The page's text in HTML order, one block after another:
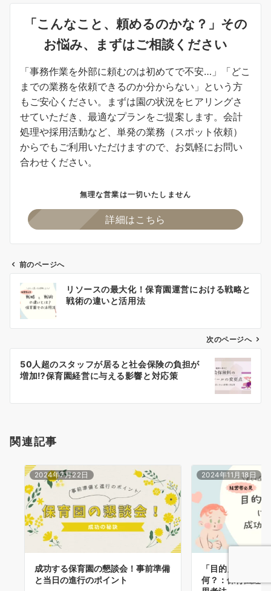
「こんなこと、頼めるのかな？」その
お悩み、まずはご相談ください
「事務作業を外部に頼むのは初めてで不安…」「どこ
までの業務を依頼できるのか分からない」という方
もご安心ください。まずは園の状況をヒアリングさ
せていただき、最適なプランをご提案します。会計
処理や採用活動など、単発の業務（スポット依頼）
からでもご利用いただけますので、お気軽にお問い
合わせください。
無理な営業は一切いたしません
詳細はこちら
ン
前のページへ
リソースの最大化！保育園運営における戦略と
戦術の違いと活用法
次のページへ
50人超のスタッフが居ると社会保険の負担が
増加⁉保育園経営に与える影響と対応策
関連記事
2024年7月22日
成功する保育園の懇談会！事前準備
と当日の進行のポイント
2024年11月18日
「目的」と「目
何？：保育園経